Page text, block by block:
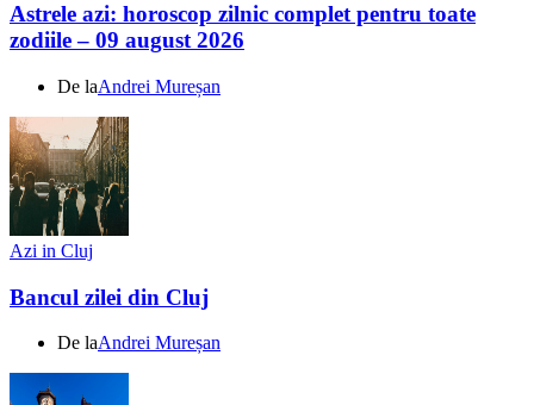
Astrele azi: horoscop zilnic complet pentru toate
zodiile – 09 august 2026
De laAndrei Mureșan
Azi in Cluj
Bancul zilei din Cluj
De laAndrei Mureșan